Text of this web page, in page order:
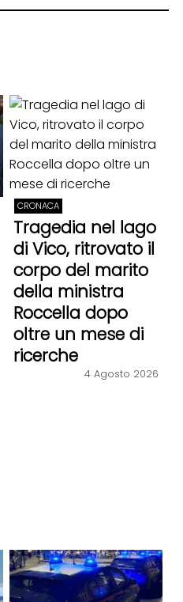
CRONACA
Tragedia nel lago
di Vico, ritrovato il
corpo del marito
della ministra
Roccella dopo
oltre un mese di
ricerche
4 Agosto 2026